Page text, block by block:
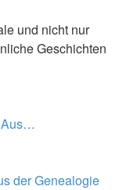
und nicht nur
Geschichten
Aus…
der Genealogie